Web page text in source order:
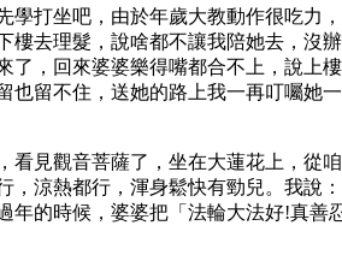
打坐吧，由於年歲大教動作很吃力
去理髮，說啥都不讓我陪她去，沒
，回來婆婆樂得嘴都合不上，說上
留不住，送她的路上我一再叮囑她
見觀音菩薩了，坐在大蓮花上，從
涼熱都行，渾身鬆快有勁兒。我說
的時候，婆婆把「法輪大法好!真